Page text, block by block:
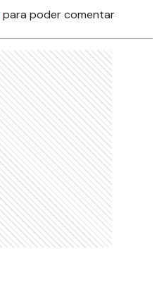
para poder comentar